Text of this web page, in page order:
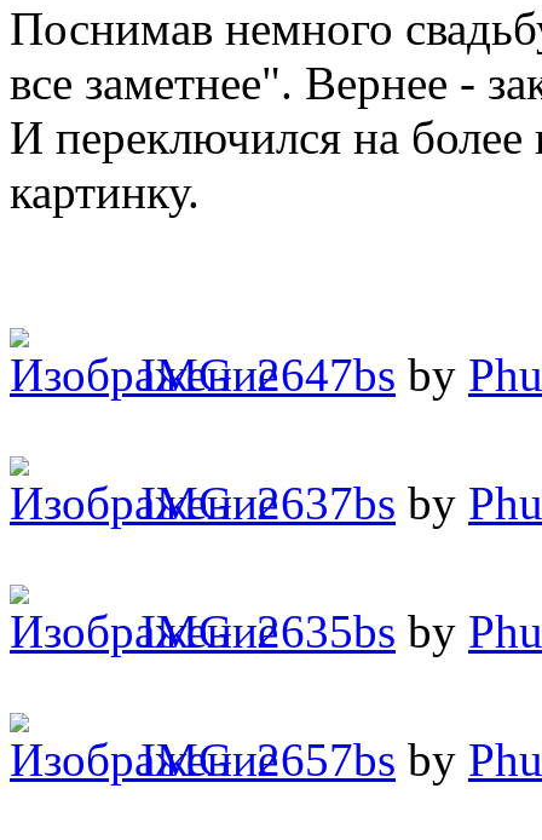
Поснимав немного
все заметнее". Вернее -
И переключился на
картинку.
IMG_2647bs by
IMG_2637bs by
IMG_2635bs by
IMG_2657bs by